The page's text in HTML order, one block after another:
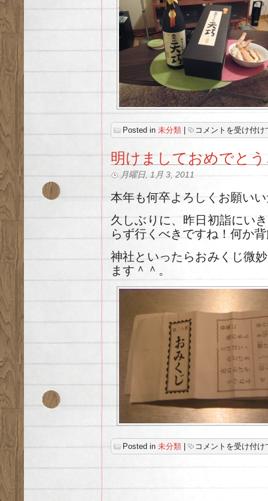
Posted in 未分類
日
コメントを受け付け
明けましておめでと
月曜日, 1月 3, 2011
本年も何卒よろしくお願い
久しぶりに、昨日初詣にい
らず行くべきですね！何か
神社といったらおみくじ微
ます＾＾。
Posted in 未分類
明
し
コメントを受け付け